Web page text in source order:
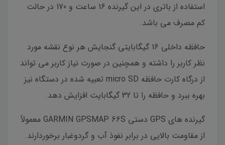
استفاده از باتری در این گیرنده 16 ساعت و 170 در حالت
کم مصرف می باشد.
حافظه داخلی 16 گیگابایتی گنجایش هر نوع نقشه مورد
نظر کاربر را داشته و همچنین در صورت نیاز کاربر می تواند
از درگاه کارت حافظه micro SD تعبیه شده در دستگاه نیز
بهره ببرد و حافظه را تا 32 گیگابایت افزایش دهد.
گیرنده های GPS دستی GARMIN GPSMAP 66S معمولاً
از مقاومت بالایی در برابر نفوذ آب و گردوغبار برخوردارند.